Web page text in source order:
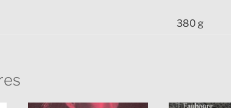
380 g